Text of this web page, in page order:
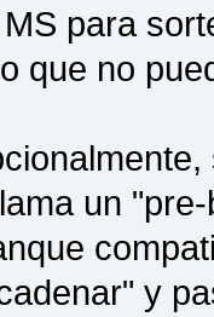
para
que no
un
y